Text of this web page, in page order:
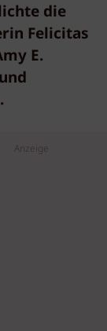
die
Felicitas
E.
Anzeige